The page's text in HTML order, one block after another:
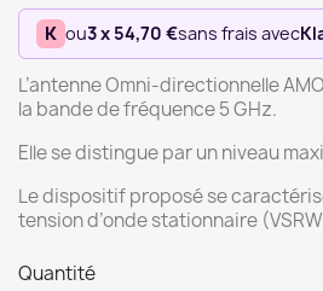
K ou3 x 54,70 €sans frais avec
L’antenne Omni-directionnelle
la bande de fréquence 5 GHz.
Elle se distingue par un niveau
Le dispositif proposé se
tension d’onde stationnaire
Quantité